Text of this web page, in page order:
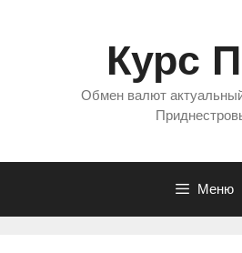
Курс
Обмен валют
Меню